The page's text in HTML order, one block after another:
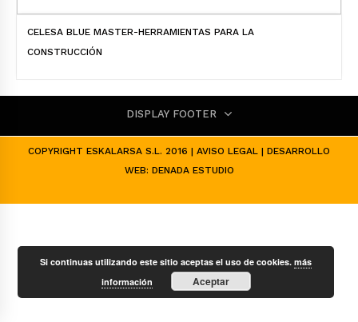
CELESA BLUE MASTER-HERRAMIENTAS PARA LA
CONSTRUCCIÓN
DISPLAY FOOTER
COPYRIGHT ESKALARSA S.L. 2016 | AVISO LEGAL | DESARROLLO
WEB: DENADA ESTUDIO
Si continuas utilizando este sitio aceptas el uso de cookies.más
información
Aceptar